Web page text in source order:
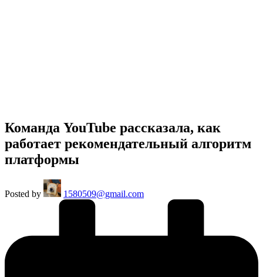
Команда YouTube рассказала, как
работает рекомендательный алгоритм
платформы
Posted by 1580509@gmail.com